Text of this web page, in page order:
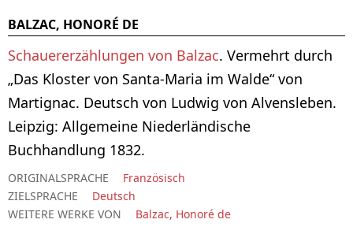
BALZAC, HONORÉ DE
Schauererzählungen von Balzac. Vermehrt durch
„Das Kloster von Santa-Maria im Walde“ von
Martignac. Deutsch von Ludwig von Alvensleben.
Leipzig: Allgemeine Niederländische
Buchhandlung 1832.
ORIGINALSPRACHE
Französisch
ZIELSPRACHE
Deutsch
WEITERE WERKE VON
Balzac, Honoré de